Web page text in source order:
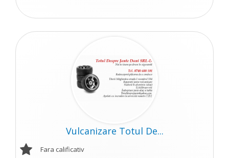
Vulcanizare Totul De...
Fara calificativ